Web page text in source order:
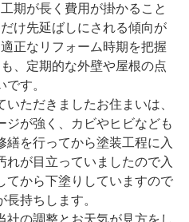
期が長く費用が掛かること
け先延ばしにされる傾向が
正なリフォーム時期を把握
、定期的な外壁や屋根の点
す。
ただきましたお住まいは、
ジが強く、カビやヒビなども
繕を行ってから塗装工程に入
れが目立っていましたので入
てから下塗りしていますので
持ちします。
の調整とお天気が見方をし